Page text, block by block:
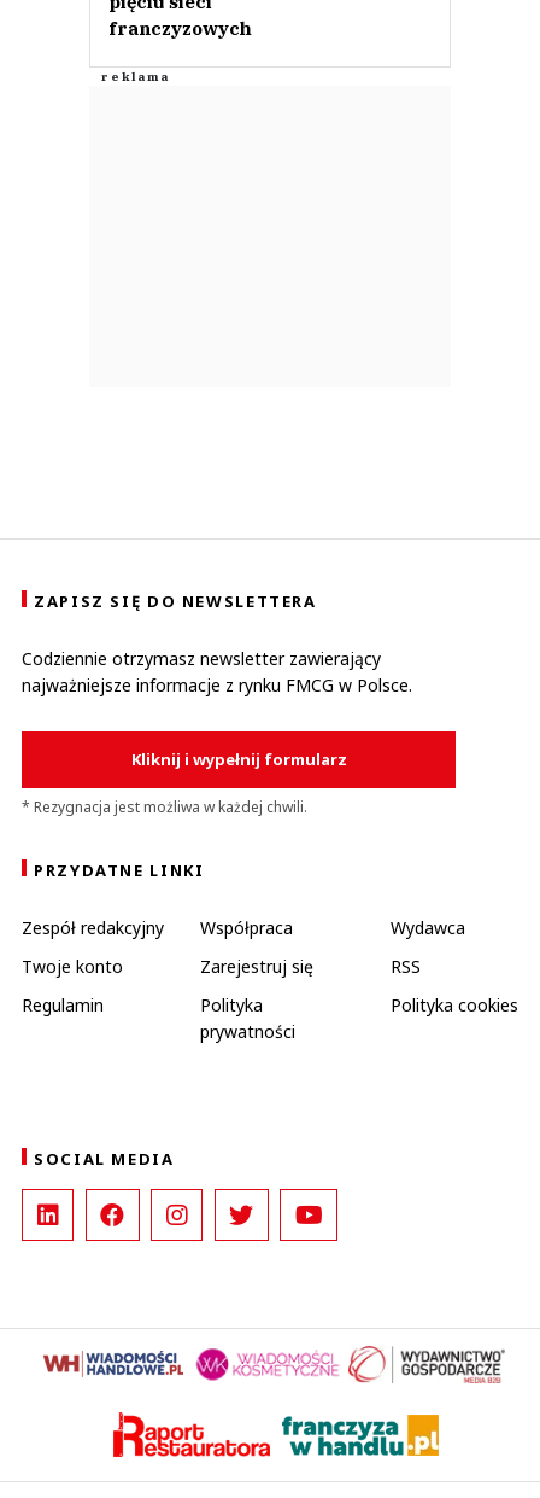
franczyzowych
ZAPISZ SIĘ DO NEWSLETTERA
Codziennie otrzymasz newsletter zawierający
najważniejsze informacje z rynku FMCG w Polsce.
Kliknij i wypełnij formularz
* Rezygnacja jest możliwa w każdej chwili.
PRZYDATNE LINKI
Zespół redakcyjny Współpraca
Wydawca
Twoje konto
Zarejestruj się
RSS
Regulamin
Polityka
prywatności
Polityka cookies
SOCIAL MEDIA